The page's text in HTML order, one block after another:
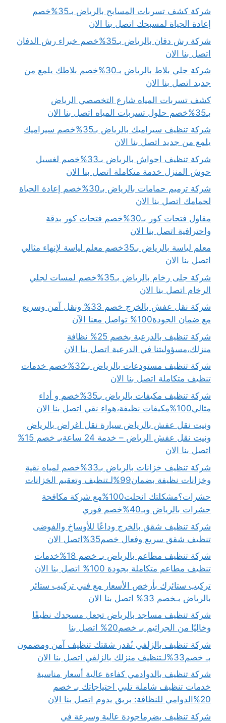
شركة كشف تسربات المسابح بالرياض بـ35%خصم
إعادة الحياة لمسبحك اتصل بنا الان
شركة رش دفان بالرياض بـ35%خصم خبراء رش الدفان
اتصل بنا الان
شركة جلي بلاط بالرياض بـ30%خصم بلاطك يلمع من
جديد اتصل بنا الان
كشف تسربات المياه شارع التخصصي الرياض
بـ35%خصم حلول تسربات المياه اتصل بنا الان
شركة تنظيف سيراميك بالرياض بـ35%خصم سيراميك
يلمع من جديد اتصل بنا الان
شركة تنظيف احواش بالرياض بـ33%خصم لغسيل
حوش المنزل خدمة متكاملة اتصل بنا الان
شركة ترميم حمامات بالرياض بـ30%خصم إعادة الحياة
لحمامك اتصل بنا الان
مقاول فتحات كور بـ30%خصم فتحات كور بدقة
واحترافية اتصل بنا الان
معلم لياسة بالرياض بـ35خصم معلم لياسة لإنهاء مثالي
اتصل بنا الان
شركة جلى رخام بالرياض بـ35%خصم لمسات لجلي
الرخام اتصل بنا الان
شركة نقل عفش بالخرج خصم 33% ونقل آمن وسريع
مع ضمان الجودة100% تواصل معنا الآن
شركة تنظيف بالدرعية بخصم 25% نظافة
منزلك،مسؤوليتنا في الدرعية اتصل بنا الان
شركة تنظيف مستودعات بالرياض بـ32%خصم خدمات
تنظيف متكاملة اتصل بنا الان
شركة تنظيف مكيفات بالرياض بـ35%خصم و أداء
مثالي100%مكيفات نظيفة،هواء نقي اتصل بنا الان
ونيت نقل عفش بالرياض سيارة نقل اغراض بالرياض
ونيت نقل عفش الرياض – خدمة 24 ساعةبـ خصم 15%
اتصل بنا الان
شركة تنظيف خزانات بالرياض بـ33%خصم لمياه نقية
وخزانات نظيفة بضمان99%لـتنظيف وتعقيم الخزانات
حشرات؟مشكلتك انحلت100%مع شركة مكافحة
حشرات بالرياض وبـ40%خصم فوري
شركة تنظيف شقق بالخرج وداعًا للأوساخ والفوضى
تنظيف شقق سريع وفعال خصم35%اتصل الان
شركة تنظيف مطاعم بالرياض بـ خصم 18%خدمات
تنظيف مطاعم متكاملة بجودة 100% اتصل بنا الان
تركيب ستائرك بأرخص الأسعار مع فني تركيب ستائر
بالرياض بـخصم 33% اتصل بنا الان
شركة تنظيف مساجد بالرياض تجعل مسجدك نظيفًا
وخاليًا من الجراثيم بـ خصم20% اتصل بنا
شركة تنظيف بالزلفي نُقدر شقتك تنظيف آمن ومضمون
بـ خصم33%لـتنظيف منزلك بالزلفي اتصل بنا الان
شركة تنظيف بالدوادمي كفاءة عالية أسعار مناسبة
خدمات تنظيف شاملة تلبي احتياجاتك بـ خصم
20%الدوامي للنظافة: بريق يدوم اتصل بنا الان
شركة تنظيف بضرماجودة عالية وسرعة في